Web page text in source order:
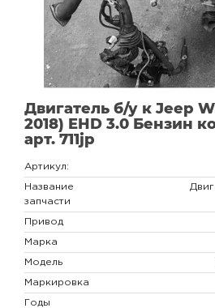
Двигатель б/у к Jeep
2018) EHD 3.0 Бензин
арт. 711jp
Артикул:
Название
запчасти
Привод
Марка
Модель
Маркировка
Годы